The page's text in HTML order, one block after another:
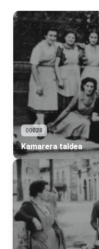
00028
Kamarera taldea